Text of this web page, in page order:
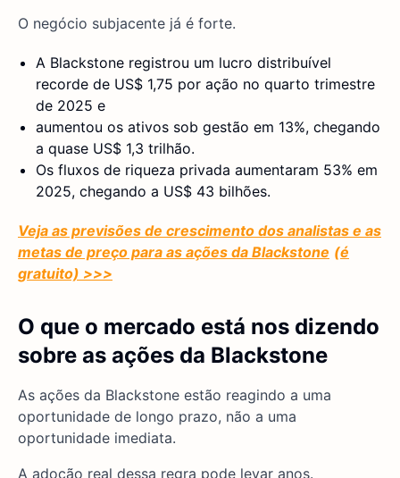
O negócio subjacente já é forte.
A Blackstone registrou um lucro distribuível
recorde de US$ 1,75 por ação no quarto trimestre
de 2025 e
aumentou os ativos sob gestão em 13%, chegando
a quase US$ 1,3 trilhão.
Os fluxos de riqueza privada aumentaram 53% em
2025, chegando a US$ 43 bilhões.
Veja as previsões de crescimento dos analistas e as
metas de preço para as ações da Blackstone (é
gratuito) >>>
O que o mercado está nos dizendo
sobre as ações da Blackstone
As ações da Blackstone estão reagindo a uma
oportunidade de longo prazo, não a uma
oportunidade imediata.
A adoção real dessa regra pode levar anos.